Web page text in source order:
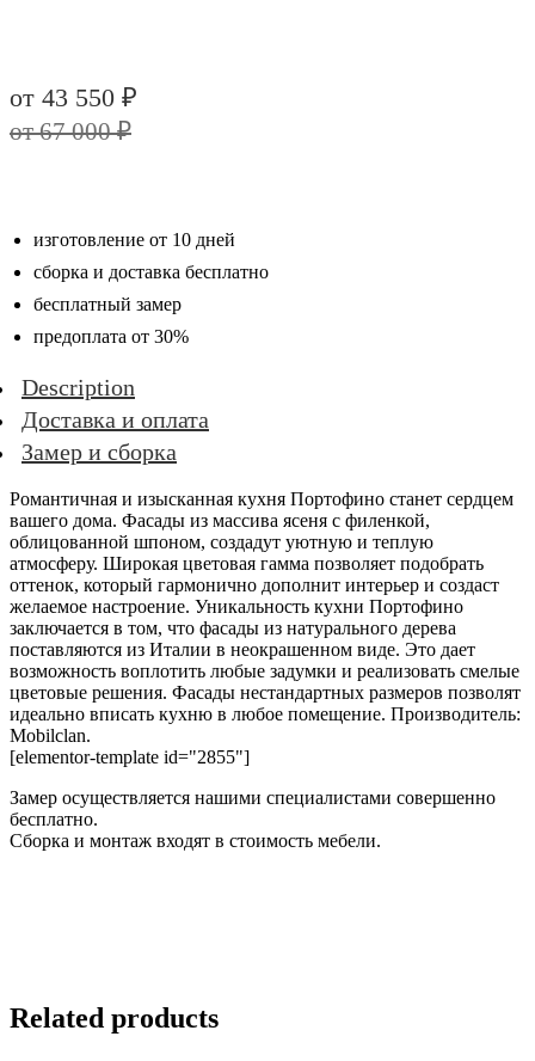
изготовление от 10 дней
сборка и доставка бесплатно
бесплатный замер
предоплата от 30%
от67 000₽
was:
67
от 43 550 ₽
Description
Доставка и оплата
Замер и сборка
Романтичная и изысканная кухня Портофино станет сердцем
вашего дома. Фасады из массива ясеня с филенкой,
облицованной шпоном, создадут уютную и теплую
атмосферу. Широкая цветовая гамма позволяет подобрать
оттенок, который гармонично дополнит интерьер и создаст
желаемое настроение. Уникальность кухни Портофино
заключается в том, что фасады из натурального дерева
поставляются из Италии в неокрашенном виде. Это дает
возможность воплотить любые задумки и реализовать смелые
цветовые решения. Фасады нестандартных размеров позволят
идеально вписать кухню в любое помещение. Производитель:
Mobilclan.
[elementor-template id="2855"]
Замер осуществляется нашими специалистами совершенно
бесплатно.
Сборка и монтаж входят в стоимость мебели.
Related products